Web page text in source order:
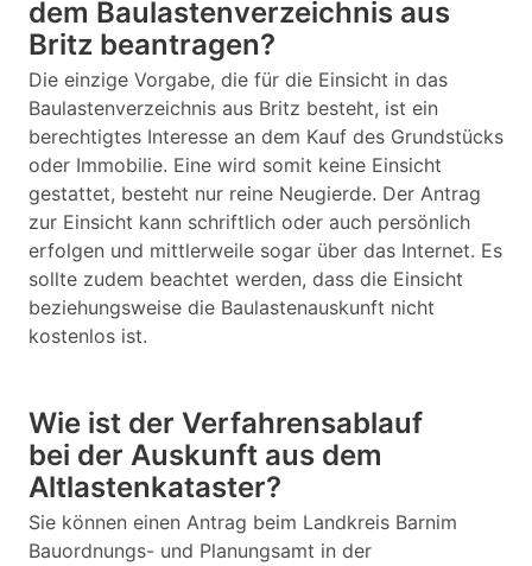
dem Baulastenverzeichnis aus
Britz beantragen?
Die einzige Vorgabe, die für die Einsicht in das
Baulastenverzeichnis aus Britz besteht, ist ein
berechtigtes Interesse an dem Kauf des Grundstücks
oder Immobilie. Eine wird somit keine Einsicht
gestattet, besteht nur reine Neugierde. Der Antrag
zur Einsicht kann schriftlich oder auch persönlich
erfolgen und mittlerweile sogar über das Internet. Es
sollte zudem beachtet werden, dass die Einsicht
beziehungsweise die Baulastenauskunft nicht
kostenlos ist.
Wie ist der Verfahrensablauf
bei der Auskunft aus dem
Altlastenkataster?
Sie können einen Antrag beim Landkreis Barnim
Bauordnungs- und Planungsamt in der